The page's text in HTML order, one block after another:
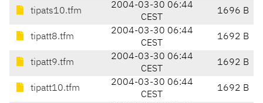
tipats10.tfm
2004-03-30 06:44
CEST
1696 B
tipatt8.tfm
2004-03-30 06:44
CEST
1692 B
tipatt9.tfm
2004-03-30 06:44
CEST
1692 B
tipatt10.tfm
2004-03-30 06:44
CEST
1692 B